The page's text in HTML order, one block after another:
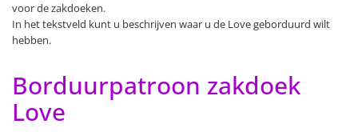
voor de zakdoeken.
In het tekstveld kunt u beschrijven waar u de Love geborduurd wilt
hebben.
Borduurpatroon zakdoek
Love